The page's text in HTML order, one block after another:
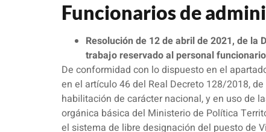
Funcionarios de
Resolución de 12 de abril de 2021, de la
trabajo reservado al personal
De conformidad con lo dispuesto en el
en el artículo 46 del Real Decreto 128/2018,
habilitación de carácter nacional, y en uso de
orgánica básica del Ministerio de Política
el sistema de libre designación del puesto de